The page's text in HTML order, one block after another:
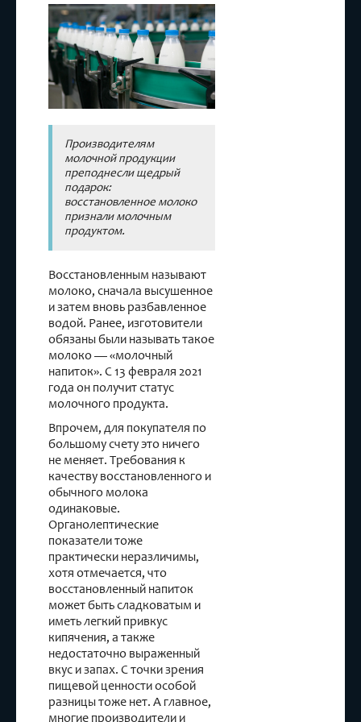
молоко,
продукты
Производителям
молочной продукции
преподнесли щедрый
подарок:
восстановленное молоко
признали молочным
продуктом.
Восстановленным называют
молоко, сначала высушенное
и затем вновь разбавленное
водой. Ранее, изготовители
обязаны были называть такое
молоко — «молочный
напиток». С 13 февраля 2021
года он получит статус
молочного продукта.
Впрочем, для покупателя по
большому счету это ничего
не меняет. Требования к
качеству восстановленного и
обычного молока
одинаковые.
Органолептические
показатели тоже
практически неразличимы,
хотя отмечается, что
восстановленный напиток
может быть сладковатым и
иметь легкий привкус
кипячения, а также
недостаточно выраженный
вкус и запах. С точки зрения
пищевой ценности особой
разницы тоже нет. А главное,
многие производители и